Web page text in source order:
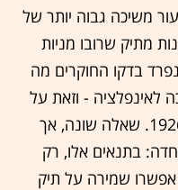
משיכה גבוה יותר של
מתיק שרובו מניות
נפרד בדקו החוקרים מה
לאינפלציה - וזאת על
פני כלל התקופה המלאה, 1926-1995. שאלה שונה, אך
בתנאים אלו, רק
של 3%-4% בשנה אפשרו שמירה על תיק